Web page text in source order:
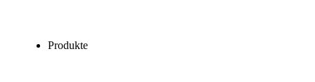
Produkte